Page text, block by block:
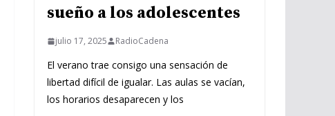
sueño a los adolescentes
julio 17, 2025 RadioCadena
El verano trae consigo una sensación de
libertad difícil de igualar. Las aulas se vacían,
los horarios desaparecen y los